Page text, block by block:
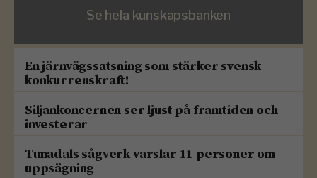
Se hela kunskapsbanken
En järnvägssatsning som stärker svensk
konkurrenskraft!
Siljankoncernen ser ljust på framtiden och
investerar
Tunadals sågverk varslar 11 personer om
uppsägning